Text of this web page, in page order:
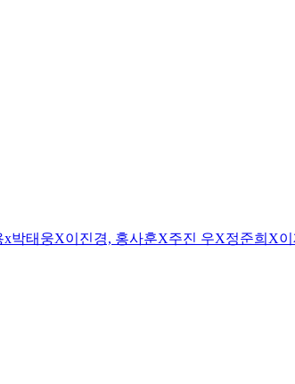
박태웅X이진경, 홍사훈X주진 우X정준희X